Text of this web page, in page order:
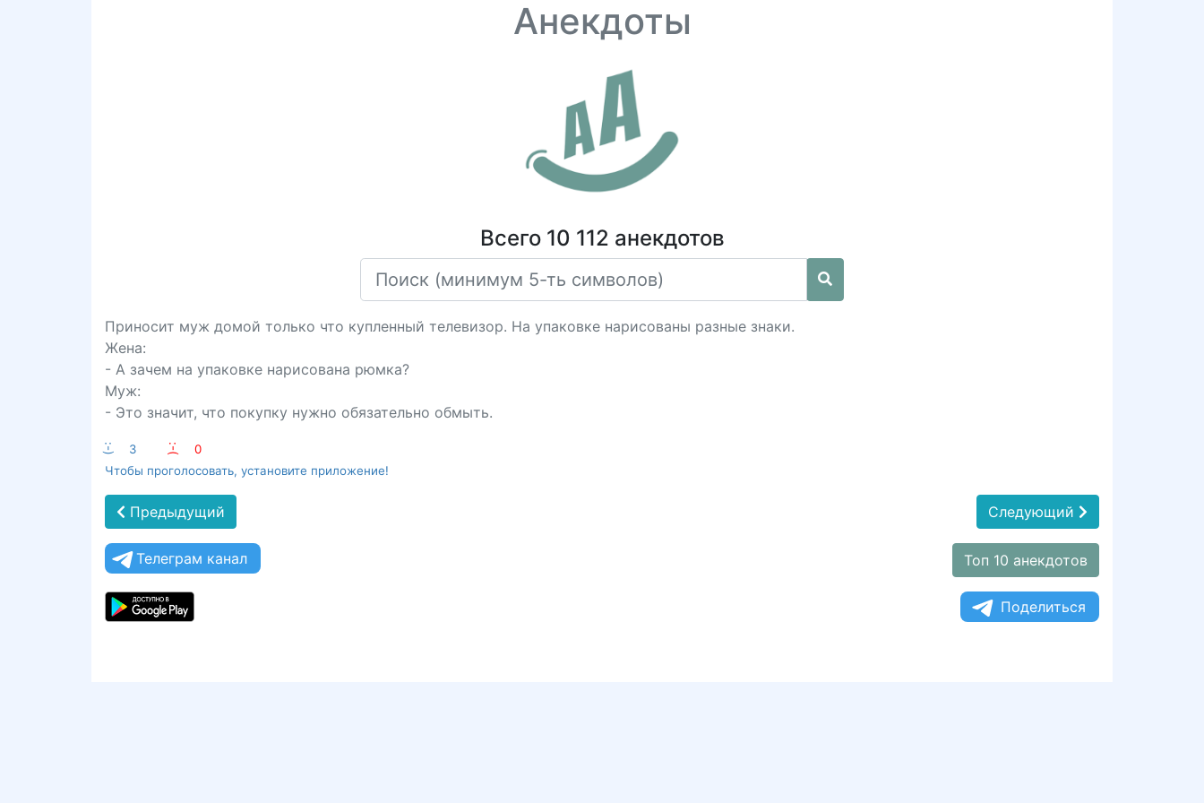
Анекдоты
Всего 10 112 анекдотов
Приносит муж домой только что купленный телевизор. На упаковке нарисованы разные знаки.
Жена:
- А зачем на упаковке нарисована рюмка?
Муж:
- Это значит, что покупку нужно обязательно обмыть.
:-) 3 :-(
0
Чтобы проголосовать, установите приложение!
Предыдущий Следующий
Телеграм канал Топ 10 анекдотов
Поделиться